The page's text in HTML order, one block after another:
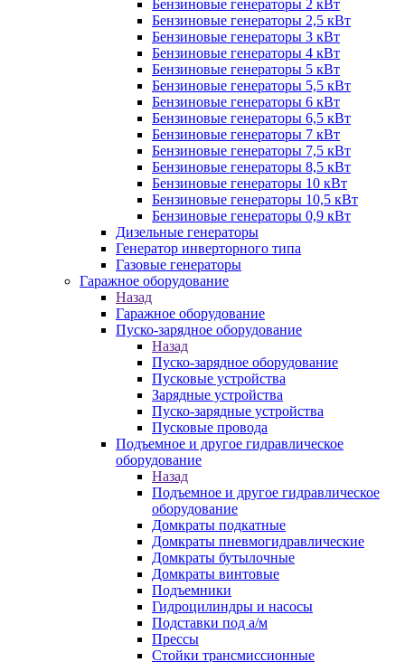
Бензиновые генераторы 2 кВт
Бензиновые генераторы 2,5 кВт
Бензиновые генераторы 3 кВт
Бензиновые генераторы 4 кВт
Бензиновые генераторы 5 кВт
Бензиновые генераторы 5,5 кВт
Бензиновые генераторы 6 кВт
Бензиновые генераторы 6,5 кВт
Бензиновые генераторы 7 кВт
Бензиновые генераторы 7,5 кВт
Бензиновые генераторы 8,5 кВт
Бензиновые генераторы 10 кВт
Бензиновые генераторы 10,5 кВт
Бензиновые генераторы 0,9 кВт
Дизельные генераторы
Генератор инверторного типа
Газовые генераторы
Гаражное оборудование
Назад
Гаражное оборудование
Пуско-зарядное оборудование
Назад
Пуско-зарядное оборудование
Пусковые устройства
Зарядные устройства
Пуско-зарядные устройства
Пусковые провода
Подъемное и другое гидравлическое
оборудование
Назад
Подъемное и другое гидравлическое
оборудование
Домкраты подкатные
Домкраты пневмогидравлические
Домкраты бутылочные
Домкраты винтовые
Подъемники
Гидроцилиндры и насосы
Подставки под а/м
Прессы
Стойки трансмиссионные